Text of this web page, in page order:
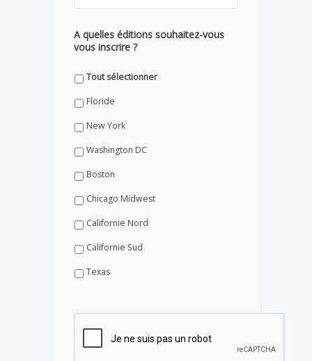
A quelles éditions souhaitez-vous
vous inscrire ?
Tout sélectionner
Floride
New York
Washington DC
Boston
Chicago Midwest
Californie Nord
Californie Sud
Texas